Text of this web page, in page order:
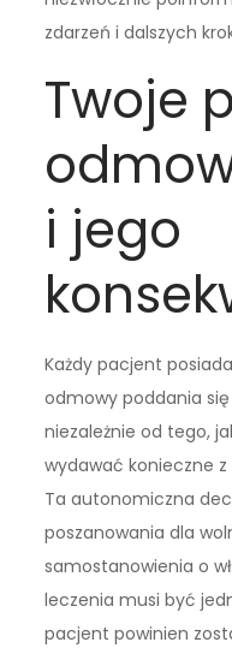
zdarzeń i dalszych
Twoje
i jego
Każdy pacjent
odmowy poddania
niezależnie od tego,
wydawać konieczne
Ta autonomiczna
poszanowania dla
samostanowienia o
leczenia musi być
pacjent powinien